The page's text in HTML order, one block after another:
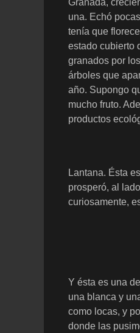
Granada,
una. Echó
tenía que
estado cubierto
granados por
árboles que
año. Supongo
mucho fruto.
productos
Lantana. Ésta
prosperó, al
curiosamente,
Y ésta es una
una blanca y
como locas, y
donde las